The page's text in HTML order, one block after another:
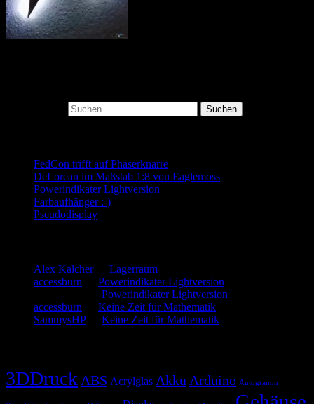
FedCon trifft auf Phaserknarre
DeLorean im Maßstab 1:8 von Eaglemoss
Powerindikater Lightversion
Farbaufhänger :-)
Pseudodisplay
Alex Kalcherzu Lagerraum
accessburn
Powerindikater Lightversion
Powerindikater Lightversion
accessburn
Keine Zeit für Mathematik
SammysHPzu Keine Zeit für Mathematik
3DDruck ABS Acrylglas Akku Arduino Autogramm